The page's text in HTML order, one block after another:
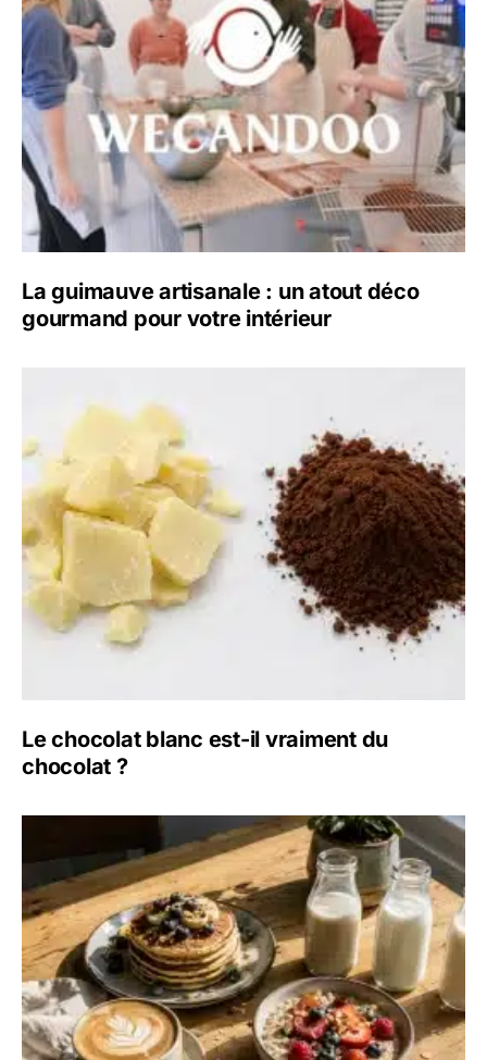
La guimauve artisanale : un atout déco
gourmand pour votre intérieur
Le chocolat blanc est-il vraiment du
chocolat ?